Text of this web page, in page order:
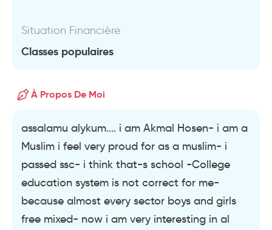
Situation Financière
Classes populaires
À Propos De Moi
assalamu alykum.... i am Akmal Hosen- i am a
Muslim i feel very proud for as a muslim- i
passed ssc- i think that-s school -College
education system is not correct for me-
because almost every sector boys and girls
free mixed- now i am very interesting in al